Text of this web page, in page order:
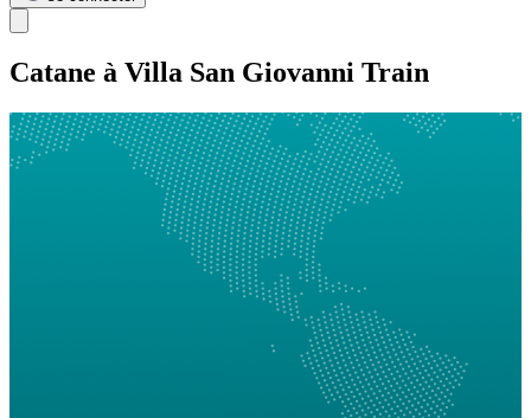
Catane à Villa San Giovanni Train